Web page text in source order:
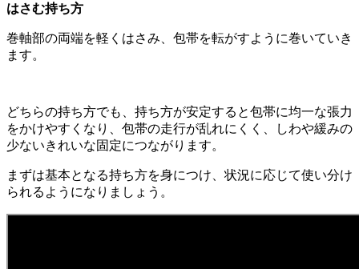
はさむ持ち方
巻軸部の両端を軽くはさみ、包帯を転がすように巻いていき
ます。
どちらの持ち方でも、持ち方が安定すると包帯に均一な張力
をかけやすくなり、包帯の走行が乱れにくく、しわや緩みの
少ないきれいな固定につながります。
まずは基本となる持ち方を身につけ、状況に応じて使い分け
られるようになりましょう。